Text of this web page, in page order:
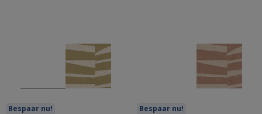
Bespaar nu! Bespaar nu!